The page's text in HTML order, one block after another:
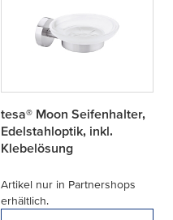
tesa® Moon Seifenhalter,
Edelstahloptik, inkl.
Klebelösung
Artikel nur in Partnershops
erhältlich.